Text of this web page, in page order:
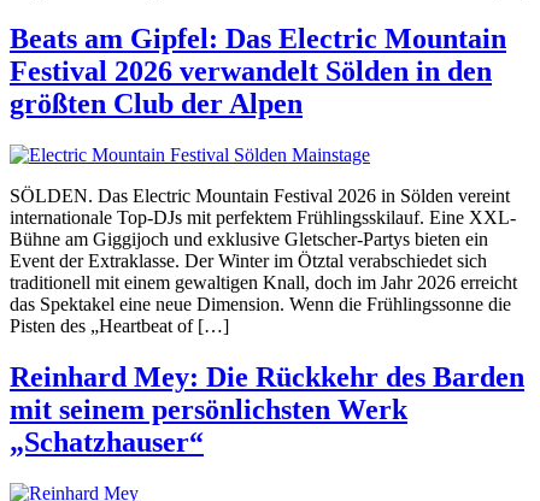
Beats am Gipfel: Das Electric Mountain
Festival 2026 verwandelt Sölden in den
größten Club der Alpen
SÖLDEN. Das Electric Mountain Festival 2026 in Sölden vereint
internationale Top-DJs mit perfektem Frühlingsskilauf. Eine XXL-
Bühne am Giggijoch und exklusive Gletscher-Partys bieten ein
Event der Extraklasse. Der Winter im Ötztal verabschiedet sich
traditionell mit einem gewaltigen Knall, doch im Jahr 2026 erreicht
das Spektakel eine neue Dimension. Wenn die Frühlingssonne die
Pisten des „Heartbeat of […]
Reinhard Mey: Die Rückkehr des Barden
mit seinem persönlichsten Werk
„Schatzhauser“